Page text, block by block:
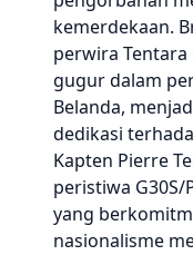
kemerdekaan.
perwira Tentara
gugur dalam
Belanda,
dedikasi
Kapten Pierre
peristiwa G30S/
yang
nasionalisme